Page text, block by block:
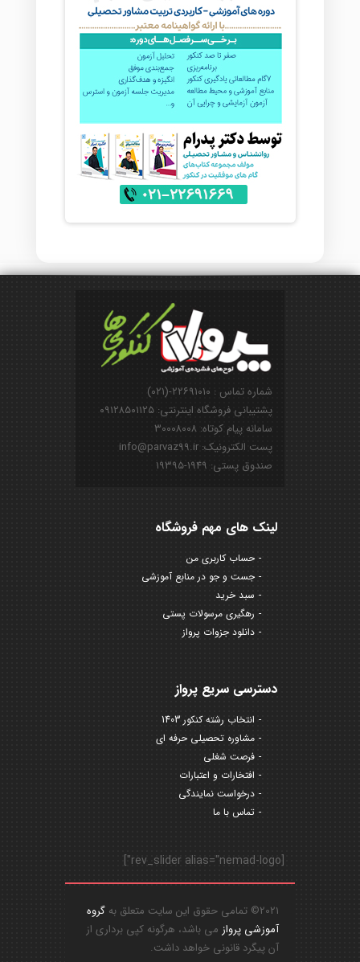
شماره تماس : ۲۲۶۹۱۰۱۰-(۰۲۱)
پشتیبانی فروشگاه اینترنتی: ۰۹۱۲۸۵۰۱۱۲۵
سامانه پیام کوتاه: ۳۰۰۰۸۰۰۸
پست الکترونیک: info@parvaz99.ir
صندوق پستی: ۱۹۴۹-۱۹۳۹۵
لینک های مهم فروشگاه
حساب کاربری من
جست و جو در منابع آموزشی
سبد خرید
رهگیری مرسولات پستی
دانلود جزوات پرواز
دسترسی سریع پرواز
انتخاب رشته کنکور 1403
مشاوره تحصیلی حرفه ای
فرصت شغلی
افتخارات و اعتبارات
درخواست نمایندگی
تماس با ما
[rev_slider alias="nemad-logo"]
2021© تمامی حقوق این سایت متعلق به
گروه
آموزشی پرواز می باشد، هرگونه کپی برداری از
آن پیگرد قانونی خواهد داشت.